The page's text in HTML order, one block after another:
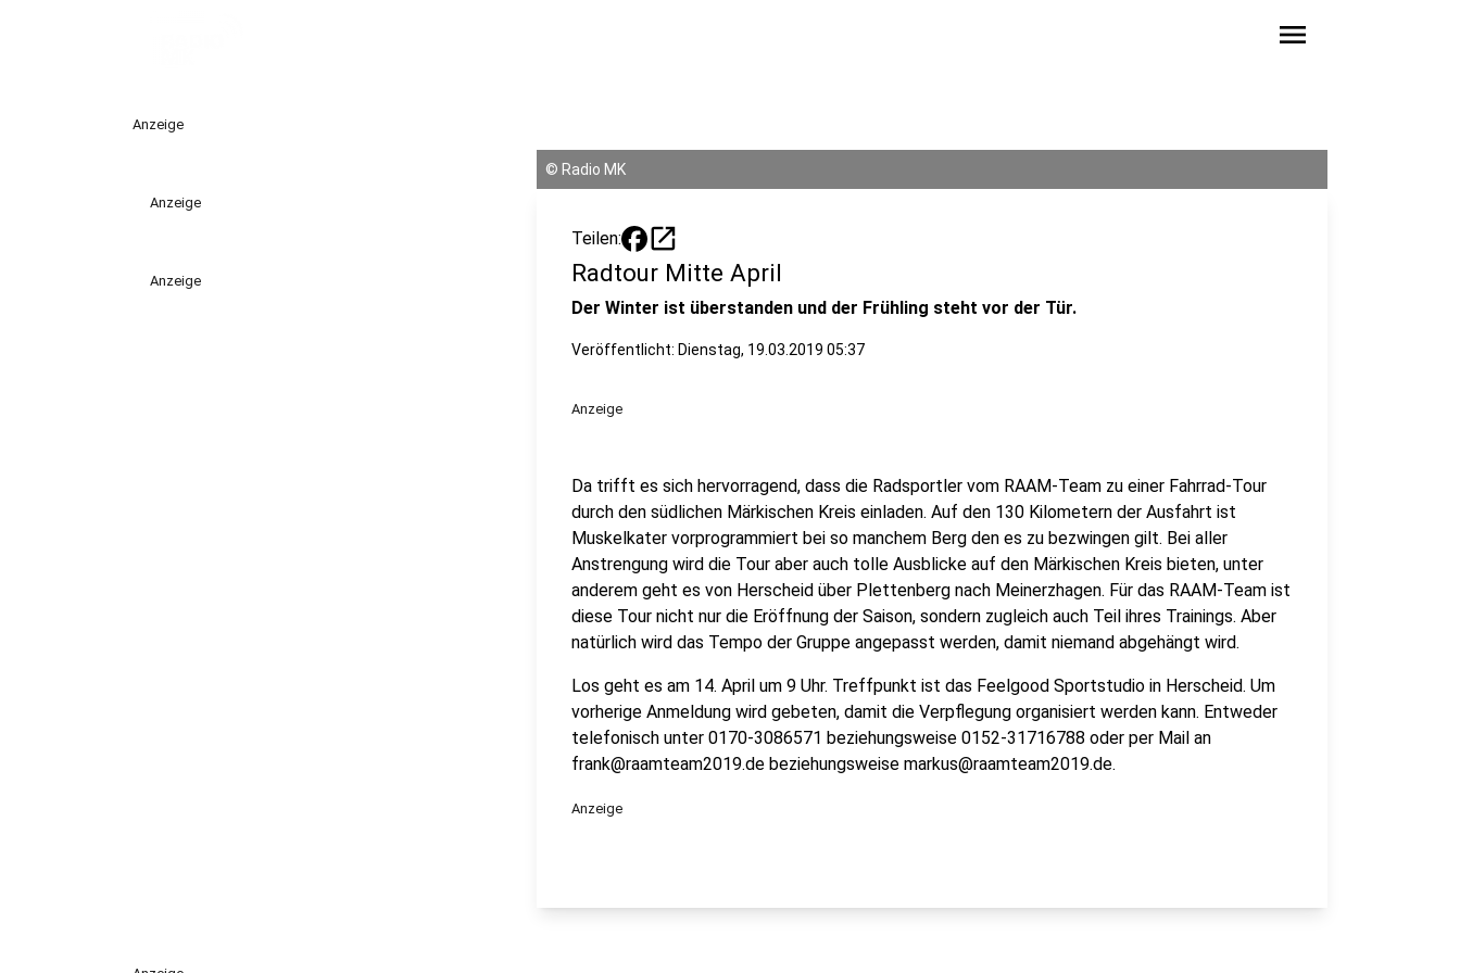
menu
Anzeige
Anzeige
Anzeige
© Radio MK
Teilen: open_in_new
Radtour Mitte April
Der Winter ist überstanden und der Frühling steht vor der Tür.
Veröffentlicht: Dienstag, 19.03.2019 05:37
Anzeige
Da trifft es sich hervorragend, dass die Radsportler vom RAAM-Team zu einer Fahrrad-Tour
durch den südlichen Märkischen Kreis einladen. Auf den 130 Kilometern der Ausfahrt ist
Muskelkater vorprogrammiert bei so manchem Berg den es zu bezwingen gilt. Bei aller
Anstrengung wird die Tour aber auch tolle Ausblicke auf den Märkischen Kreis bieten, unter
anderem geht es von Herscheid über Plettenberg nach Meinerzhagen. Für das RAAM-Team ist
diese Tour nicht nur die Eröffnung der Saison, sondern zugleich auch Teil ihres Trainings. Aber
natürlich wird das Tempo der Gruppe angepasst werden, damit niemand abgehängt wird.
Los geht es am 14. April um 9 Uhr. Treffpunkt ist das Feelgood Sportstudio in Herscheid. Um
vorherige Anmeldung wird gebeten, damit die Verpflegung organisiert werden kann. Entweder
telefonisch unter 0170-3086571 beziehungsweise 0152-31716788 oder per Mail an
frank@raamteam2019.de beziehungsweise markus@raamteam2019.de.
Anzeige